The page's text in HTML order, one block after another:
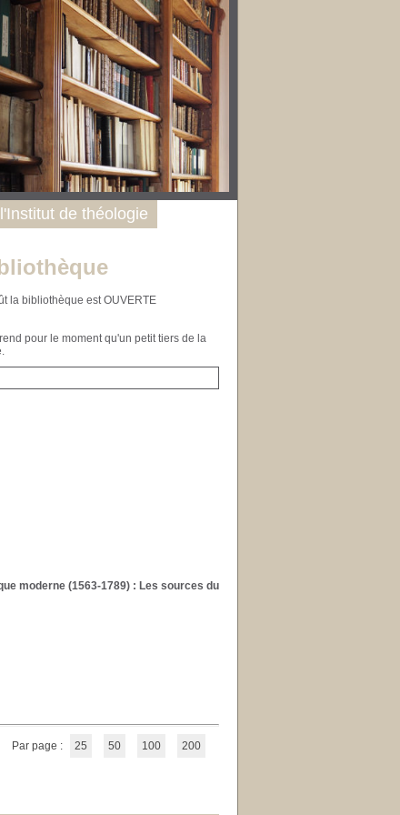
la bibliothèque est OUVERTE
pour le moment qu'un petit tiers de la
moderne (1563-1789) : Les sources du
Par page : 25 50 100 200
l'Institut de théologie